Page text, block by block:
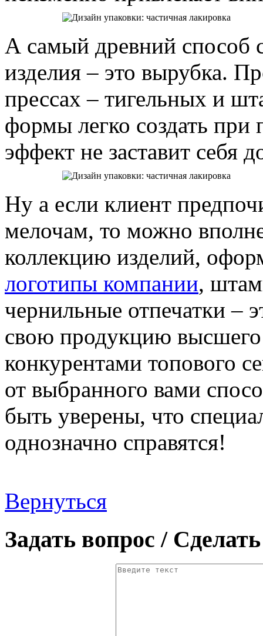
А самый древний способ
изделия – это вырубка.
прессах – тигельных и
формы легко создать
эффект не заставит себя
Ну а если клиент
мелочам, то можно
коллекцию изделий,
логотипы компании,
чернильные отпечатки –
свою продукцию высшего
конкурентами топового
от выбранного вами
быть уверены, что
однозначно справятся!
Вернуться
Задать вопрос /